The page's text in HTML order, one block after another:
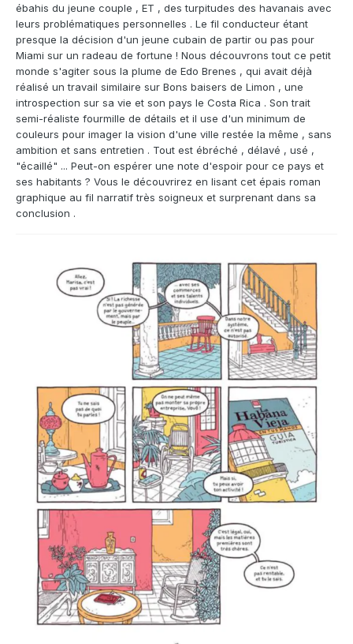
ébahis du jeune couple , ET , des turpitudes des havanais avec
leurs problématiques personnelles . Le fil conducteur étant
presque la décision d'un jeune cubain de partir ou pas pour
Miami sur un radeau de fortune ! Nous découvrons tout ce petit
monde s'agiter sous la plume de Edo Brenes , qui avait déjà
réalisé un travail similaire sur Bons baisers de Limon , une
introspection sur sa vie et son pays le Costa Rica . Son trait
semi-réaliste fourmille de détails et il use d'un minimum de
couleurs pour imager la vision d'une ville restée la même , sans
ambition et sans entretien . Tout est ébréché , délavé , usé ,
"écaillé" ... Peut-on espérer une note d'espoir pour ce pays et
ses habitants ? Vous le découvrirez en lisant cet épais roman
graphique au fil narratif très soigneux et surprenant dans sa
conclusion .